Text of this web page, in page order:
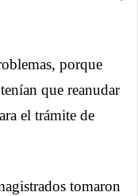
porque
que reanudar
el trámite de
tomaron